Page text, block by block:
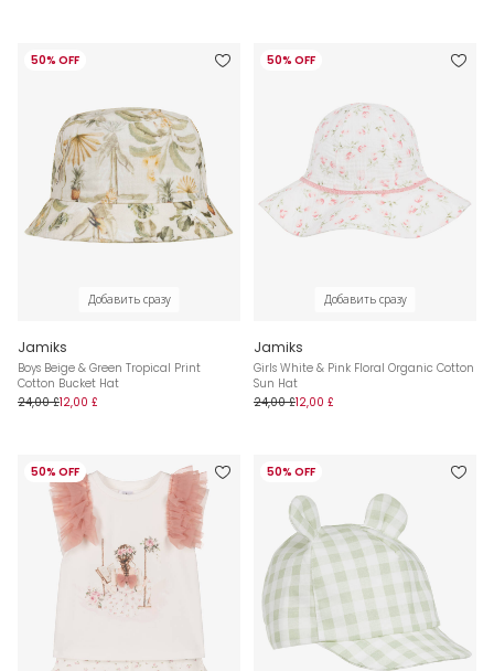
50% OFF
Добавить сразу
Jamiks
Boys Beige & Green Tropical Print
Cotton Bucket Hat
24,00 £12,00 £
50% OFF
Добавить сразу
Jamiks
Girls White & Pink Floral Organic Cotton
Sun Hat
24,00 £12,00 £
50% OFF 50% OFF